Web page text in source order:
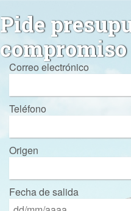
Pide
compromiso
Correo electrónico
Teléfono
Origen
Fecha de salida